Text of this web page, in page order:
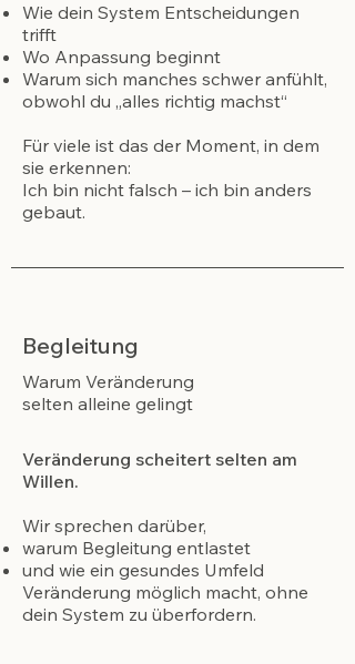
Wie dein System Entscheidungen
trifft
Wo Anpassung beginnt
Warum sich manches schwer anfühlt,
obwohl du „alles richtig machst“
Für viele ist das der Moment, in dem
sie erkennen:
Ich bin nicht falsch – ich bin anders
gebaut.
Begleitung
Warum Veränderung
selten alleine gelingt
Veränderung scheitert selten am
Willen.
Wir sprechen darüber,
warum Begleitung entlastet
und wie ein gesundes Umfeld
Veränderung möglich macht, ohne
dein System zu überfordern.